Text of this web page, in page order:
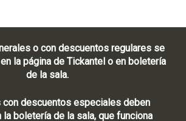
o con descuentos regulares se
la página de Tickantel o en boletería
de la sala.
con descuentos especiales deben
la boletería de la sala, que funciona